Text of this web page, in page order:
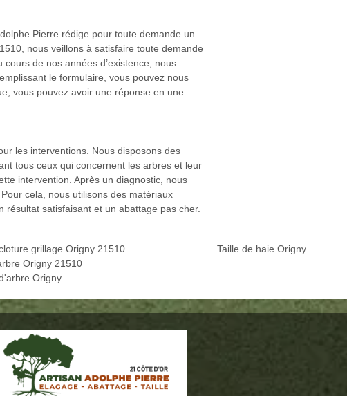
Pierre rédige pour toute demande un
nous veillons à satisfaire toute demande
de nos années d’existence, nous
le formulaire, vous pouvez nous
vous pouvez avoir une réponse en une
les interventions. Nous disposons des
tous ceux qui concernent les arbres et leur
intervention. Après un diagnostic, nous
cela, nous utilisons des matériaux
satisfaisant et un abattage pas cher.
grillage Origny 21510
Origny 21510
Origny
Taille de haie Origny